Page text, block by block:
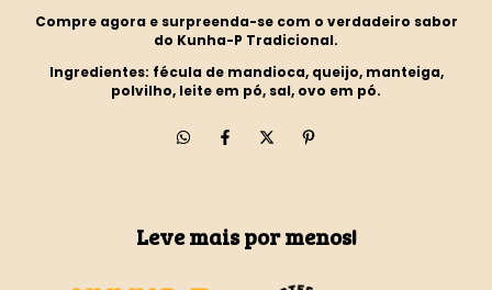
Compre agora e surpreenda-se com o verdadeiro sabor
do Kunha-P Tradicional.
Ingredientes: fécula de mandioca, queijo, manteiga,
polvilho, leite em pó, sal, ovo em pó.
Leve mais por menos!